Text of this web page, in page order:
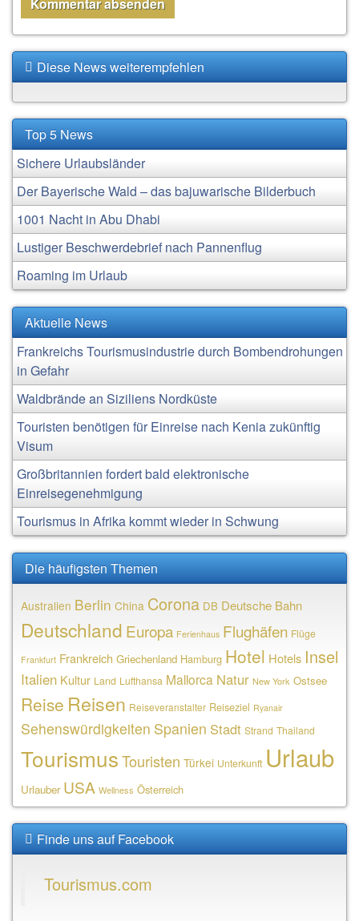
Diese News weiterempfehlen
Top 5 News
Sichere Urlaubsländer
Der Bayerische Wald – das bajuwarische Bilderbuch
1001 Nacht in Abu Dhabi
Lustiger Beschwerdebrief nach Pannenflug
Roaming im Urlaub
Aktuelle News
Frankreichs Tourismusindustrie durch Bombendrohungen
in Gefahr
Waldbrände an Siziliens Nordküste
Touristen benötigen für Einreise nach Kenia zukünftig
Visum
Großbritannien fordert bald elektronische
Einreisegenehmigung
Tourismus in Afrika kommt wieder in Schwung
Die häufigsten Themen
Australien Berlin China Corona DB Deutsche Bahn
Deutschland Europa Ferienhaus Flughäfen Flüge
Frankfurt Frankreich Griechenland Hamburg Hotel Hotels Insel
Italien Kultur Land Lufthansa Mallorca Natur New York Ostsee
Reise Reisen Reiseveranstalter Reiseziel Ryanair
Sehenswürdigkeiten Spanien Stadt Strand Thailand
TourismusTouristen Türkei Unterkunft Urlaub
Urlauber USA Wellness Österreich
Finde uns auf Facebook
Tourismus.com